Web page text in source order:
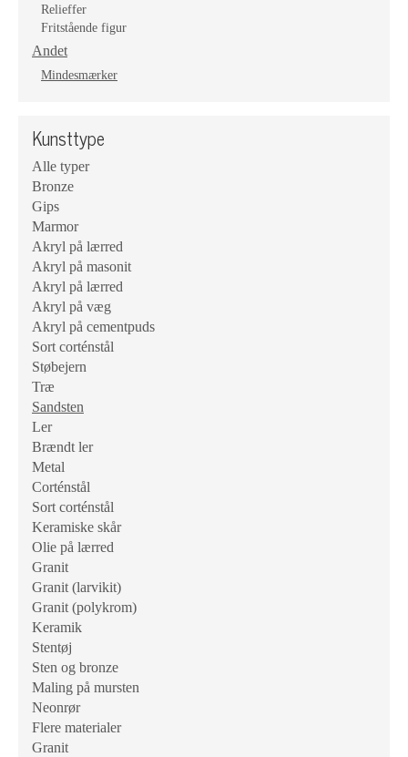
Relieffer
Fritstående figur
Andet
Mindesmærker
Kunsttype
Alle typer
Bronze
Gips
Marmor
Akryl på lærred
Akryl på masonit
Akryl på lærred
Akryl på væg
Akryl på cementpuds
Sort corténstål
Støbejern
Træ
Sandsten
Ler
Brændt ler
Metal
Corténstål
Sort corténstål
Keramiske skår
Olie på lærred
Granit
Granit (larvikit)
Granit (polykrom)
Keramik
Stentøj
Sten og bronze
Maling på mursten
Neonrør
Flere materialer
Granit